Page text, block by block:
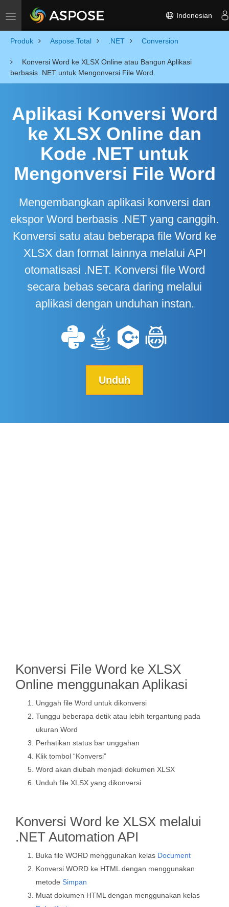
Toggle navigation Indonesian
Produk Aspose.Total .NET Conversion
Konversi Word ke XLSX Online atau Bangun Aplikasi
berbasis .NET untuk Mengonversi File Word
Aplikasi Konversi Word
ke XLSX Online dan
Kode .NET untuk
Mengonversi File Word
Mengembangkan aplikasi konversi dan
ekspor Word berbasis .NET yang canggih.
Konversi satu atau beberapa file Word ke
XLSX dan format lainnya melalui API
otomatisasi .NET. Konversi file Word
secara bebas secara daring melalui
aplikasi dengan unduhan instan.
Unduh
Konversi File Word ke XLSX
Online menggunakan Aplikasi
Unggah file Word untuk dikonversi
Tunggu beberapa detik atau lebih tergantung pada
ukuran Word
Perhatikan status bar unggahan
Klik tombol “Konversi”
Word akan diubah menjadi dokumen XLSX
Unduh file XLSX yang dikonversi
Konversi Word ke XLSX melalui
.NET Automation API
Buka file WORD menggunakan kelas Document
Konversi WORD ke HTML dengan menggunakan
metode Simpan
Muat dokumen HTML dengan menggunakan kelas